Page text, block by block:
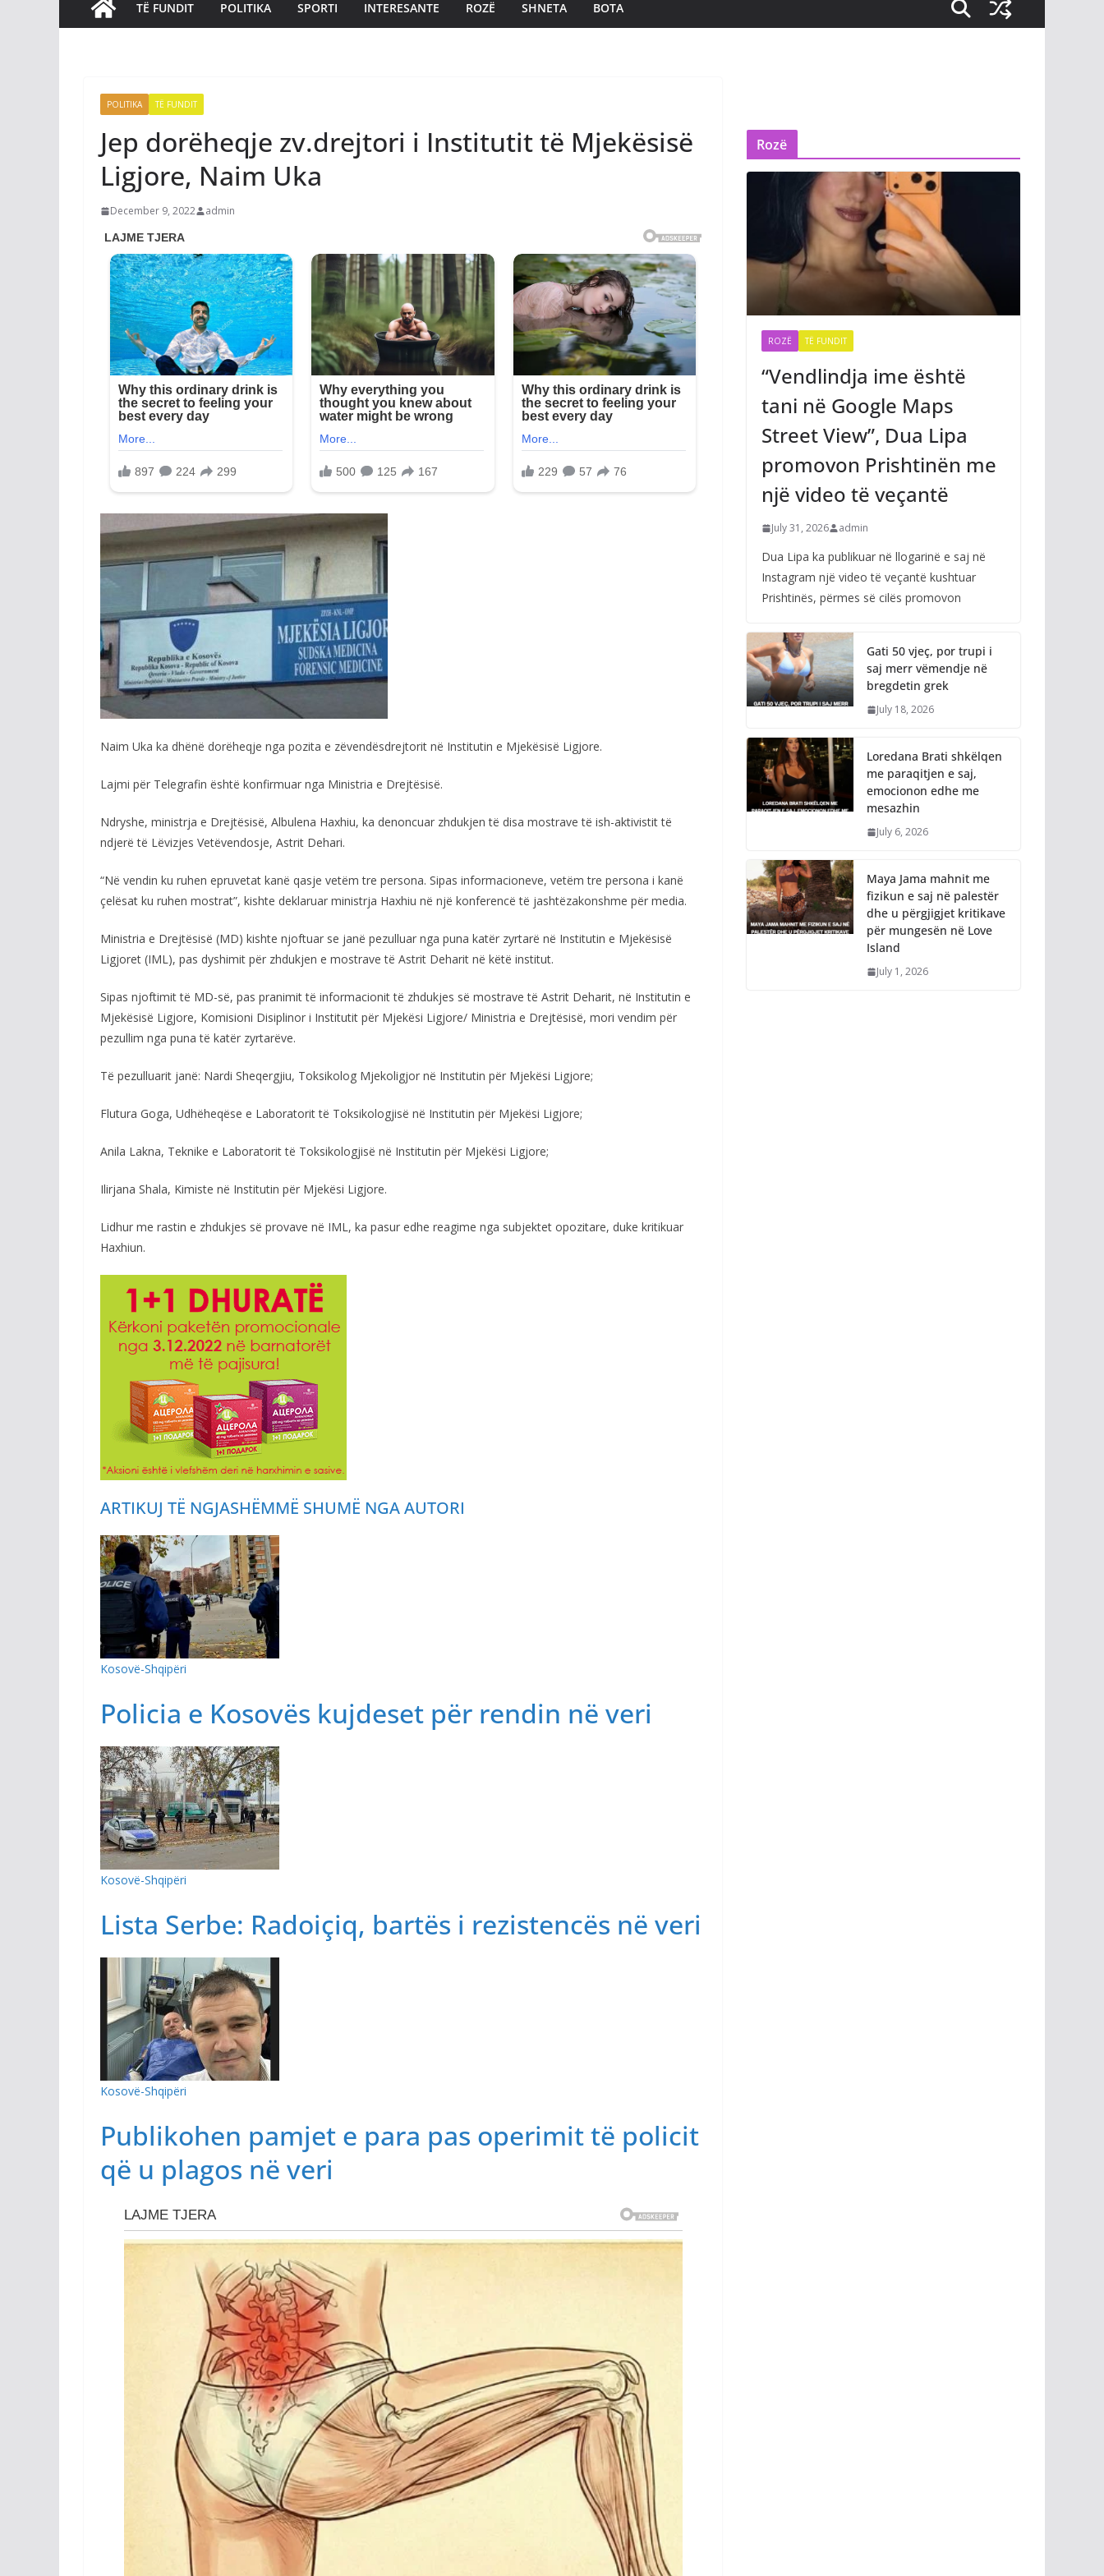
TË FUNDIT POLITIKA SPORTI INTERESANTE ROZË SHNETA BOTA
POLITIKA TË FUNDIT
Jep dorëheqje zv.drejtori i Institutit të Mjekësisë
Ligjore, Naim Uka
December 9, 2022 admin
Naim Uka ka dhënë dorëheqje nga pozita e zëvendësdrejtorit në Institutin e Mjekësisë Ligjore.
Lajmi për Telegrafin është konfirmuar nga Ministria e Drejtësisë.
Ndryshe, ministrja e Drejtësisë, Albulena Haxhiu, ka denoncuar zhdukjen të disa mostrave të ish-aktivistit të
ndjerë të Lëvizjes Vetëvendosje, Astrit Dehari.
“Në vendin ku ruhen epruvetat kanë qasje vetëm tre persona. Sipas informacioneve, vetëm tre persona i kanë
çelësat ku ruhen mostrat”, kishte deklaruar ministrja Haxhiu në një konferencë të jashtëzakonshme për media.
Ministria e Drejtësisë (MD) kishte njoftuar se janë pezulluar nga puna katër zyrtarë në Institutin e Mjekësisë
Ligjoret (IML), pas dyshimit për zhdukjen e mostrave të Astrit Deharit në këtë institut.
Sipas njoftimit të MD-së, pas pranimit të informacionit të zhdukjes së mostrave të Astrit Deharit, në Institutin e
Mjekësisë Ligjore, Komisioni Disiplinor i Institutit për Mjekësi Ligjore/ Ministria e Drejtësisë, mori vendim për
pezullim nga puna të katër zyrtarëve.
Të pezulluarit janë: Nardi Sheqergjiu, Toksikolog Mjekoligjor në Institutin për Mjekësi Ligjore;
Flutura Goga, Udhëheqëse e Laboratorit të Toksikologjisë në Institutin për Mjekësi Ligjore;
Anila Lakna, Teknike e Laboratorit të Toksikologjisë në Institutin për Mjekësi Ligjore;
Ilirjana Shala, Kimiste në Institutin për Mjekësi Ligjore.
Lidhur me rastin e zhdukjes së provave në IML, ka pasur edhe reagime nga subjektet opozitare, duke kritikuar
Haxhiun.
ARTIKUJ TË NGJASHËMMË SHUMË NGA AUTORI
Kosovë-Shqipëri
Policia e Kosovës kujdeset për rendin në veri
Kosovë-Shqipëri
Lista Serbe: Radoiçiq, bartës i rezistencës në veri
Kosovë-Shqipëri
Publikohen pamjet e para pas operimit të policit
që u plagos në veri
Rozë
ROZË TË FUNDIT
“Vendlindja ime është
tani në Google Maps
Street View”, Dua Lipa
promovon Prishtinën me
një video të veçantë
July 31, 2026 admin
Dua Lipa ka publikuar në llogarinë e saj në
Instagram një video të veçantë kushtuar
Prishtinës, përmes së cilës promovon
Gati 50 vjeç, por trupi i
saj merr vëmendje në
bregdetin grek
July 18, 2026
Loredana Brati shkëlqen
me paraqitjen e saj,
emocionon edhe me
mesazhin
July 6, 2026
Maya Jama mahnit me
fizikun e saj në palestër
dhe u përgjigjet kritikave
për mungesën në Love
Island
July 1, 2026